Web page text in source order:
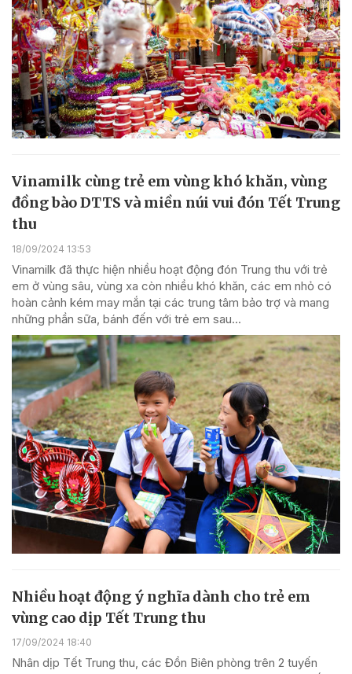
Vinamilk cùng trẻ em vùng khó khăn, vùng
đồng bào DTTS và miền núi vui đón Tết Trung
thu
18/09/2024 13:53
Vinamilk đã thực hiện nhiều hoạt động đón Trung thu với trẻ
em ở vùng sâu, vùng xa còn nhiều khó khăn, các em nhỏ có
hoàn cảnh kém may mắn tại các trung tâm bảo trợ và mang
những phần sữa, bánh đến với trẻ em sau...
Nhiều hoạt động ý nghĩa dành cho trẻ em
vùng cao dịp Tết Trung thu
17/09/2024 18:40
Nhân dịp Tết Trung thu, các Đồn Biên phòng trên 2 tuyến